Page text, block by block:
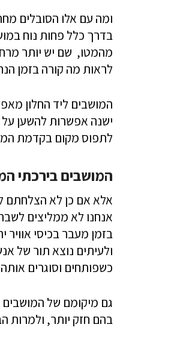
ומה עם אלו הסובלים
בדרך כלל פחות נוח
מהמטו, שם יש יותר
לראות מה קורה בזמן
המושבים ליד החלון
ישנה אפשרות להשען על
לתפוס מקום בקדמת
המושבים בירכתי
אלא אם כן לא הצלחתם
אנחנו לא ממליצים
בזמן מעבר בכיסי
ולעיתים נוצא תור של
כשפותחים וסוגרים
גם מיקומם של המושבים
בהם חזק יותר, ולמרות